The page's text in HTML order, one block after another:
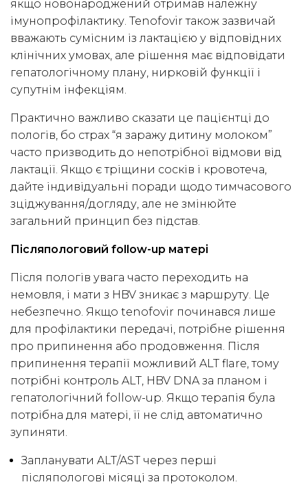
якщо новонароджений отримав належну
імунопрофілактику. Tenofovir також зазвичай
вважають сумісним із лактацією у відповідних
клінічних умовах, але рішення має відповідати
гепатологічному плану, нирковій функції і
супутнім інфекціям.
Практично важливо сказати це пацієнтці до
пологів, бо страх “я заражу дитину молоком”
часто призводить до непотрібної відмови від
лактації. Якщо є тріщини сосків і кровотеча,
дайте індивідуальні поради щодо тимчасового
зціджування/догляду, але не змінюйте
загальний принцип без підстав.
Післяпологовий follow-up матері
Після пологів увага часто переходить на
немовля, і мати з HBV зникає з маршруту. Це
небезпечно. Якщо tenofovir починався лише
для профілактики передачі, потрібне рішення
про припинення або продовження. Після
припинення терапії можливий ALT flare, тому
потрібні контроль ALT, HBV DNA за планом і
гепатологічний follow-up. Якщо терапія була
потрібна для матері, її не слід автоматично
зупиняти.
Запланувати ALT/AST через перші
післяпологові місяці за протоколом.